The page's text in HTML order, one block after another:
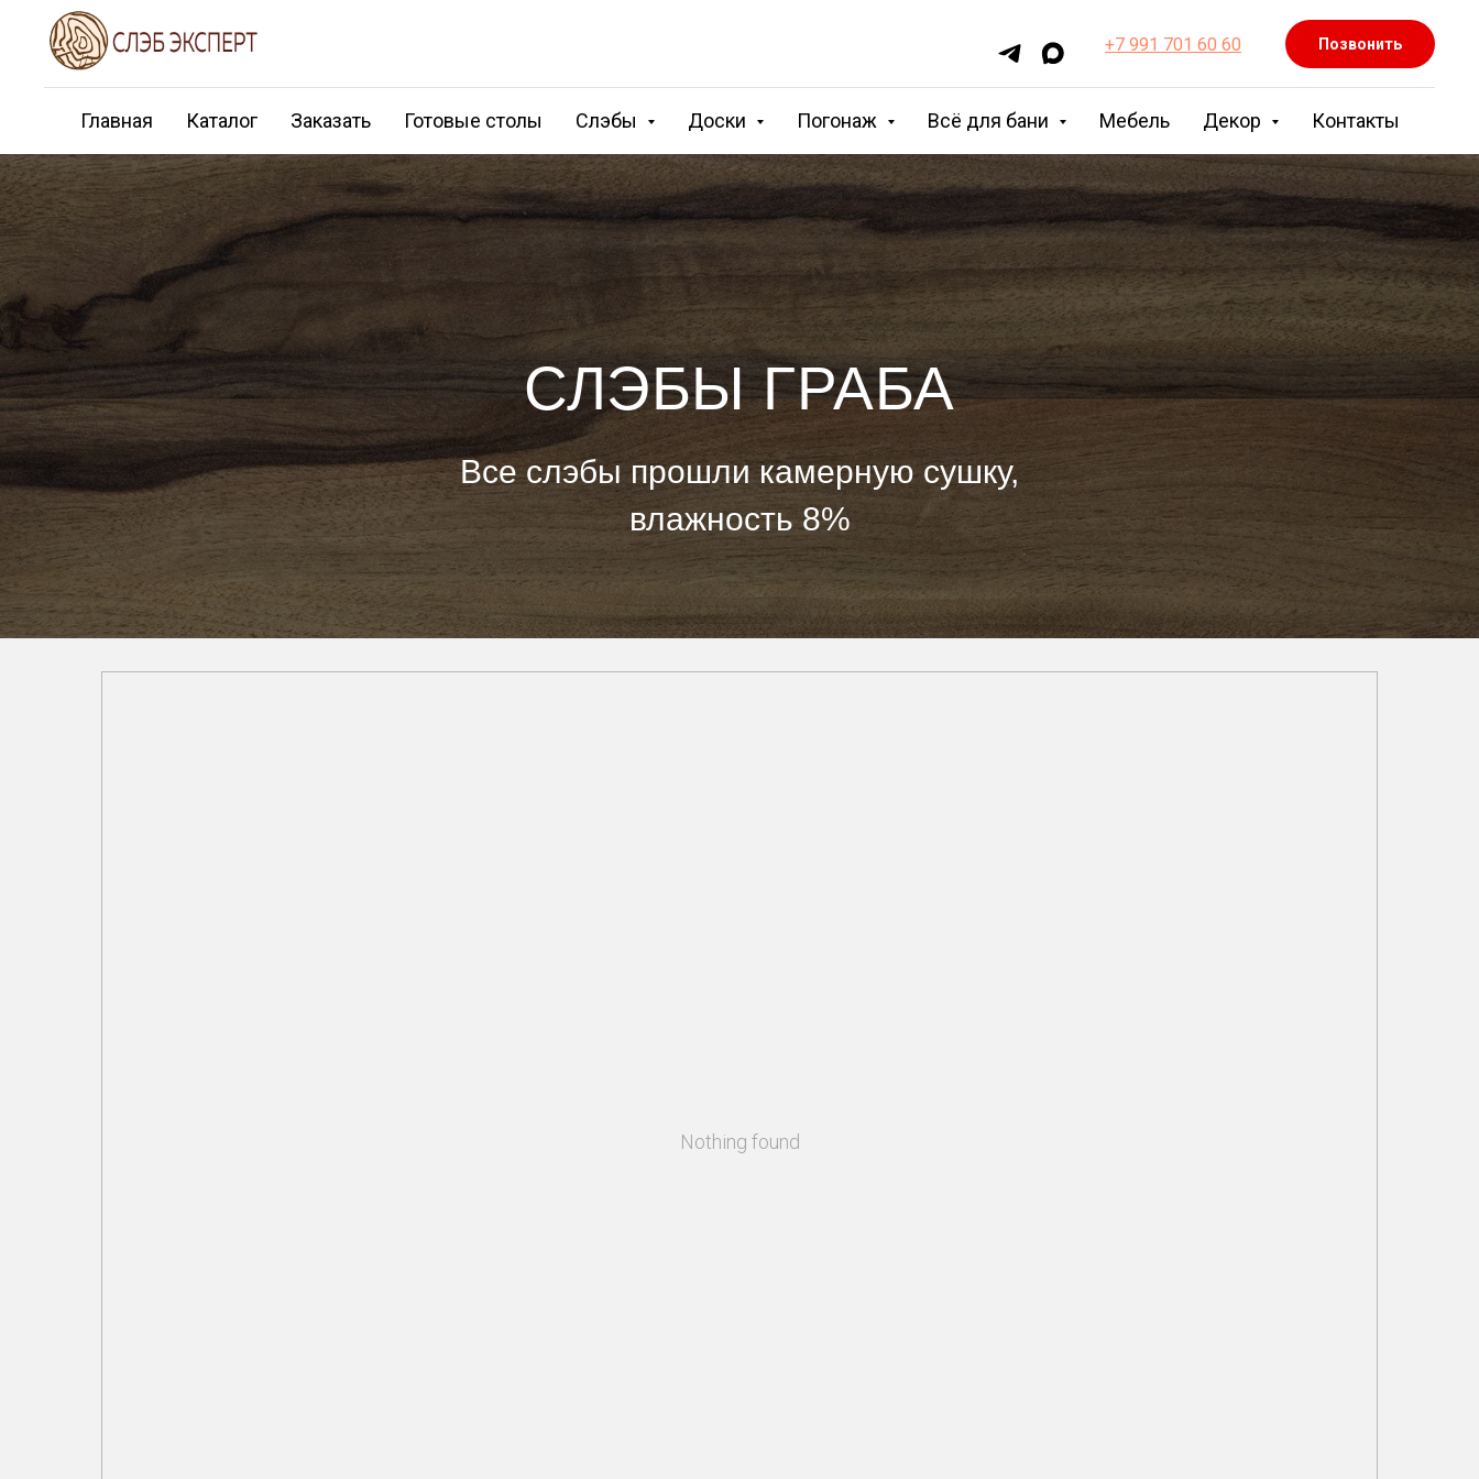
+7 991 701 60 60 Позвонить
Главная Каталог Заказать Готовые столы Слэбы Доски Погонаж Всё для бани Мебель Декор Контакты
СЛЭБЫ ГРАБА
Все слэбы прошли камерную сушку,
влажность 8%
Nothing found